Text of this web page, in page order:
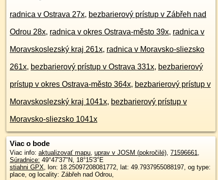
radnica v Ostrava 27x, bezbarierový prístup v Zábřeh nad
Odrou 28x, radnica v okres Ostrava-město 39x, radnica v
Moravskoslezský kraj 261x, radnica v Moravsko-sliezsko
261x, bezbarierový prístup v Ostrava 331x, bezbarierový
prístup v okres Ostrava-město 364x, bezbarierový prístup v
Moravskoslezský kraj 1041x, bezbarierový prístup v
Moravsko-sliezsko 1041x
Viac o bode
Viac info: aktualizovať mapu, uprav v JOSM (pokročilé), 71596661,
Súradnice: 49°47'37"N, 18°15'3"E
stiahni GPX, lon: 18.25097208081772, lat: 49.7937955088197, og type:
place, og locality: Zábřeh nad Odrou,